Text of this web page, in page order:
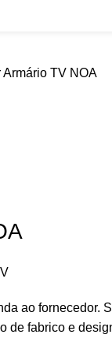
Armário TV NOA
ao fornecedor.
de fabrico e